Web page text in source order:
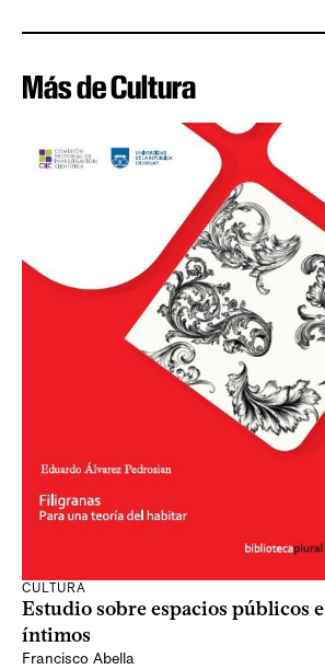
Más de Cultura
CULTURA
Estudio sobre espacios públicos e
íntimos
Francisco Abella